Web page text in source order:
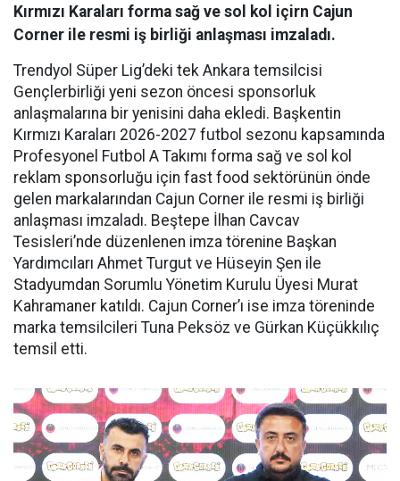
Kırmızı Karaları forma sağ ve sol kol içirn Cajun
Corner ile resmi iş birliği anlaşması imzaladı.
Trendyol Süper Lig’deki tek Ankara temsilcisi
Gençlerbirliği yeni sezon öncesi sponsorluk
anlaşmalarına bir yenisini daha ekledi. Başkentin
Kırmızı Karaları 2026-2027 futbol sezonu kapsamında
Profesyonel Futbol A Takımı forma sağ ve sol kol
reklam sponsorluğu için fast food sektörünün önde
gelen markalarından Cajun Corner ile resmi iş birliği
anlaşması imzaladı. Beştepe İlhan Cavcav
Tesisleri’nde düzenlenen imza törenine Başkan
Yardımcıları Ahmet Turgut ve Hüseyin Şen ile
Stadyumdan Sorumlu Yönetim Kurulu Üyesi Murat
Kahramaner katıldı. Cajun Corner’ı ise imza töreninde
marka temsilcileri Tuna Peksöz ve Gürkan Küçükkılıç
temsil etti.